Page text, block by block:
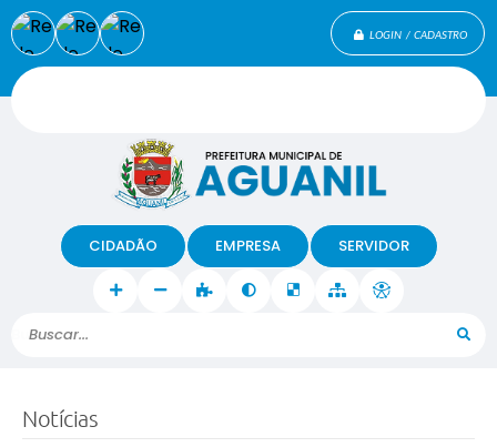
LOGIN / CADASTRO
Buscar...
CIDADÃO EMPRESA SERVIDOR
Notícias